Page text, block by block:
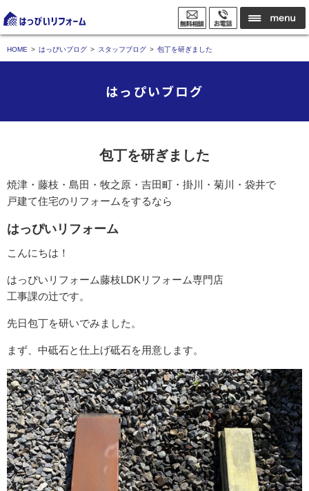
HOME はっぴいブログ スタッフブログ 包丁を研ぎました
はっぴいブログ
包丁を研ぎました
焼津・藤枝・島田・牧之原・吉田町・掛川・菊川・袋井で
戸建て住宅のリフォームをするなら
はっぴいリフォーム
こんにちは！
はっぴいリフォーム藤枝LDKリフォーム専門店
工事課の辻です。
先日包丁を研いでみました。
まず、中砥石と仕上げ砥石を用意します。